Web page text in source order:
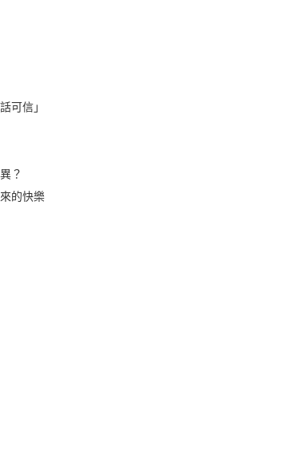
可信」
？
的快樂